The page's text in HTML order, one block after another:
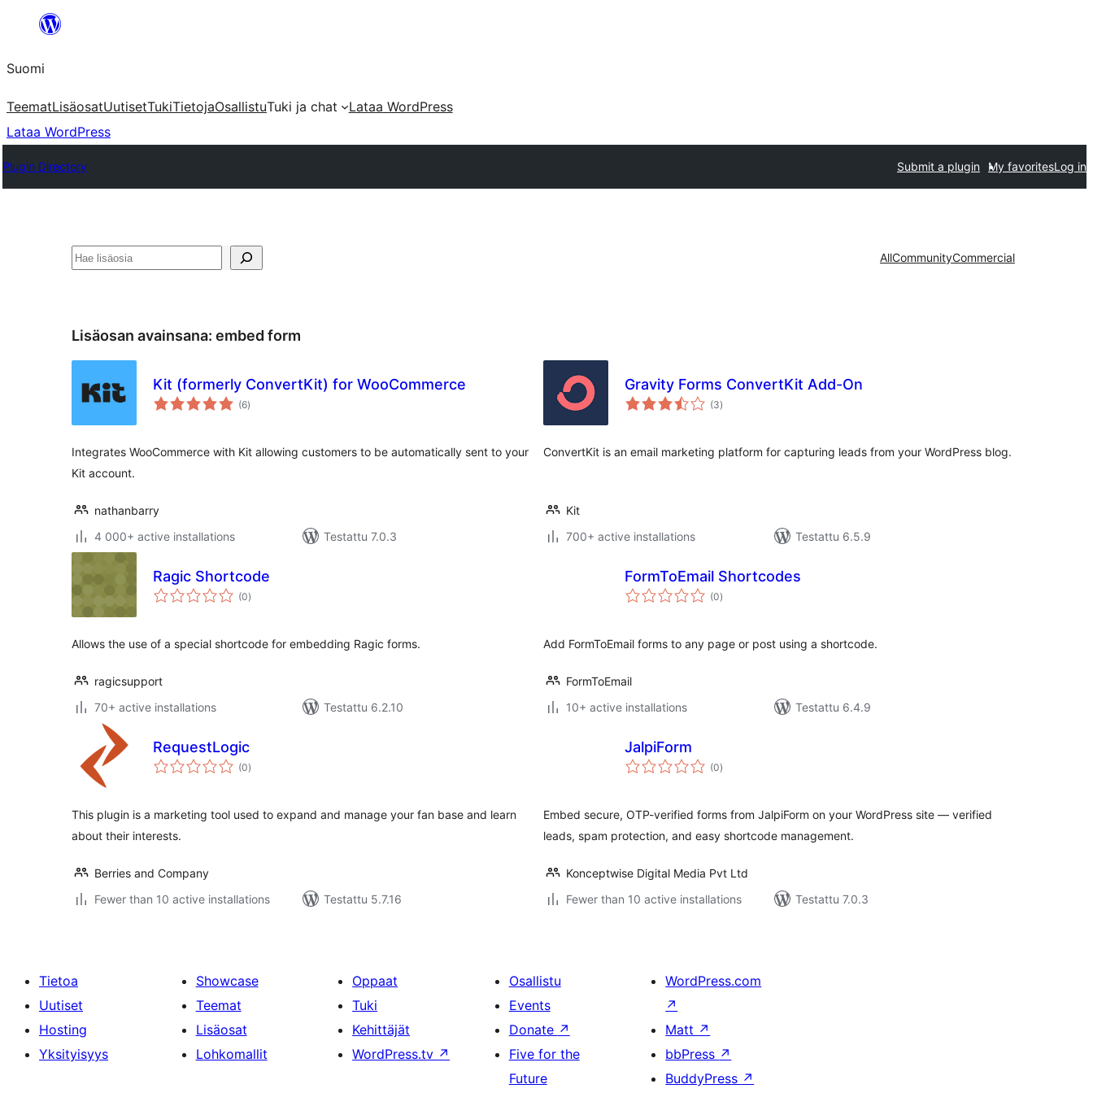
Suomi
TeematLisäosatUutisetTukiTietojaOsallistuTuki ja chat
Lataa WordPress
Lataa WordPress
Plugin Directory Submit a plugin My favoritesLog in
Etsi AllCommunityCommercial
Lisäosan avainsana: embed form
Kit (formerly ConvertKit) for WooCommerce
(6arvosanat
yhteensä
)
Integrates WooCommerce with Kit allowing customers to be automatically sent to your
Kit account.
nathanbarry
4 000+ active installations
Testattu 7.0.3
Gravity Forms ConvertKit Add-On
(3arvosanat
yhteensä
)
ConvertKit is an email marketing platform for capturing leads from your WordPress blog.
Kit
700+ active installations
Testattu 6.5.9
Ragic Shortcode
(0arvosanat
yhteensä
)
Allows the use of a special shortcode for embedding Ragic forms.
ragicsupport
70+ active installations
Testattu 6.2.10
FormToEmail Shortcodes
(0arvosanat
yhteensä
)
Add FormToEmail forms to any page or post using a shortcode.
FormToEmail
10+ active installations
Testattu 6.4.9
RequestLogic
(0arvosanat
yhteensä
)
This plugin is a marketing tool used to expand and manage your fan base and learn
about their interests.
Berries and Company
Fewer than 10 active installations
Testattu 5.7.16
JalpiForm
(0arvosanat
yhteensä
)
Embed secure, OTP-verified forms from JalpiForm on your WordPress site — verified
leads, spam protection, and easy shortcode management.
Konceptwise Digital Media Pvt Ltd
Fewer than 10 active installations
Testattu 7.0.3
Tietoa
Uutiset
Hosting
Yksityisyys
Showcase
Teemat
Lisäosat
Lohkomallit
Oppaat
Tuki
Kehittäjät
WordPress.tv ↗
Osallistu
Events
Donate ↗
Five for the
Future
WordPress.com
↗
Matt ↗
bbPress ↗
BuddyPress ↗